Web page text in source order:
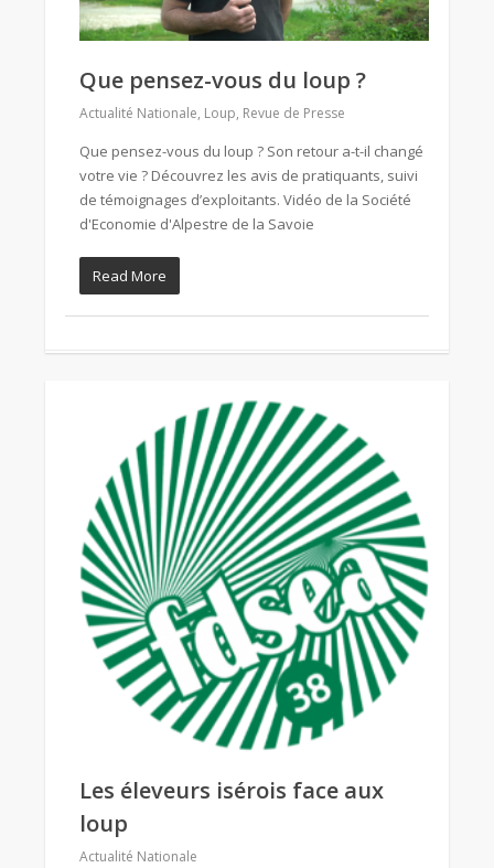
Que pensez-vous du loup ?
Actualité Nationale, Loup, Revue de Presse
Que pensez-vous du loup ? Son retour a-t-il changé
votre vie ? Découvrez les avis de pratiquants, suivi
de témoignages d’exploitants. Vidéo de la Société
d'Economie d'Alpestre de la Savoie
Read More
Les éleveurs isérois face aux
loup
Actualité Nationale